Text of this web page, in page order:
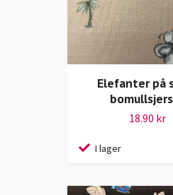
Elefanter på
18.90 kr
I lager